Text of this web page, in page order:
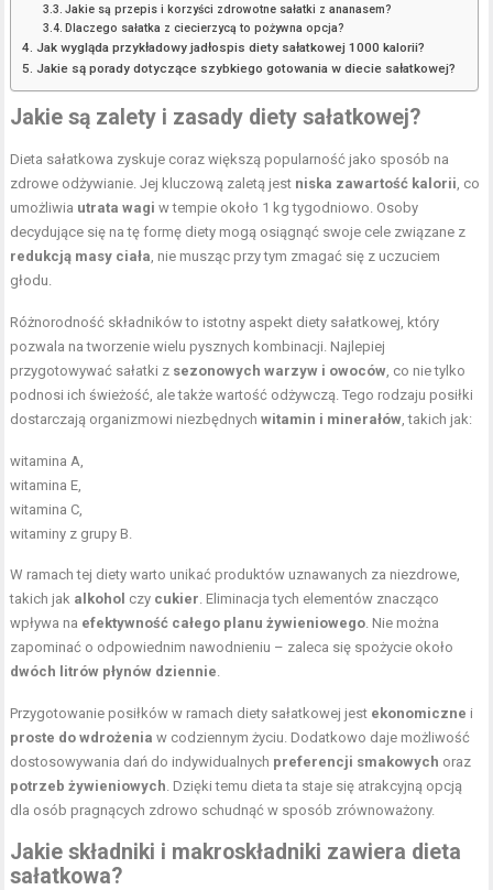
Jakie są przepis i korzyści zdrowotne sałatki z ananasem?
Dlaczego sałatka z ciecierzycą to pożywna opcja?
Jak wygląda przykładowy jadłospis diety sałatkowej 1000 kalorii?
Jakie są porady dotyczące szybkiego gotowania w diecie sałatkowej?
Jakie są zalety i zasady diety sałatkowej?
Dieta sałatkowa zyskuje coraz większą popularność jako sposób na
zdrowe odżywianie. Jej kluczową zaletą jest niska zawartość kalorii , co
umożliwia utrata wagi w tempie około 1 kg tygodniowo. Osoby
decydujące się na tę formę diety mogą osiągnąć swoje cele związane z
redukcją masy ciała , nie musząc przy tym zmagać się z uczuciem
głodu.
Różnorodność składników to istotny aspekt diety sałatkowej, który
pozwala na tworzenie wielu pysznych kombinacji. Najlepiej
przygotowywać sałatki z sezonowych warzyw i owoców , co nie tylko
podnosi ich świeżość, ale także wartość odżywczą. Tego rodzaju posiłki
dostarczają organizmowi niezbędnychwitamin i minerałów , takich jak:
witamina A,
witamina E,
witamina C
witaminy z grupy B.
W ramach tej diety warto unikać produktów uznawanych za niezdrowe,
takich jak alkohol czy cukier . Eliminacja tych elementów znacząco
wpływa na efektywność całego planu żywieniowego . Nie można
zapominać o odpowiednim nawodnieniu – zaleca się spożycie około
dwóch litrów płynów dziennie
Przygotowanie posiłków w ramach diety sałatkowej jest ekonomiczne i
proste do wdrożenia w codziennym życiu. Dodatkowo daje możliwość
dostosowywania dań do indywidualnych preferencji smakowych oraz
potrzeb żywieniowych . Dzięki temu dieta ta staje się atrakcyjną opcją
dla osób pragnących zdrowo schudnąć w sposób zrównoważony.
Jakie składniki i makroskładniki zawiera dieta
sałatkowa?